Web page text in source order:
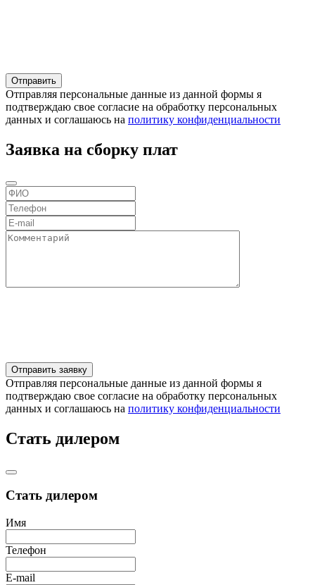
Отправляя персональные данные из данной формы я
подтверждаю свое согласие на обработку персональных
данных и соглашаюсь на политику конфиденциальности
Заявка на сборку плат
Отправляя персональные данные из данной формы я
подтверждаю свое согласие на обработку персональных
данных и соглашаюсь на политику конфиденциальности
Стать дилером
Стать дилером
Имя
Телефон
E-mail